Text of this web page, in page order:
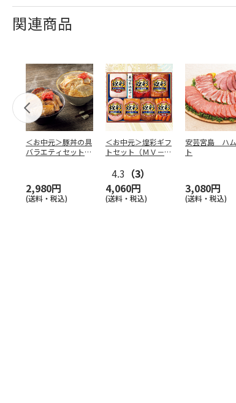
関連商品
＜お中元＞豚丼の具
バラエティセット
2,980円
(送料・税込)
＜お中元＞煌彩ギフ
トセット（ＭＶ－５
4.3 （3）
4,060円
(送料・税込)
安芸宮島 ハ
ト
3,080円
(送料・税込)